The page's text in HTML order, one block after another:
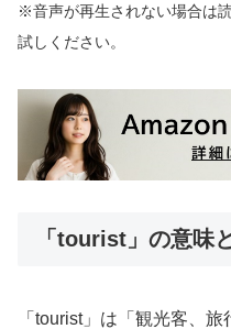
※音声が再生されない場合は
試しください。
「tourist」の意味
「tourist」は「観光客、